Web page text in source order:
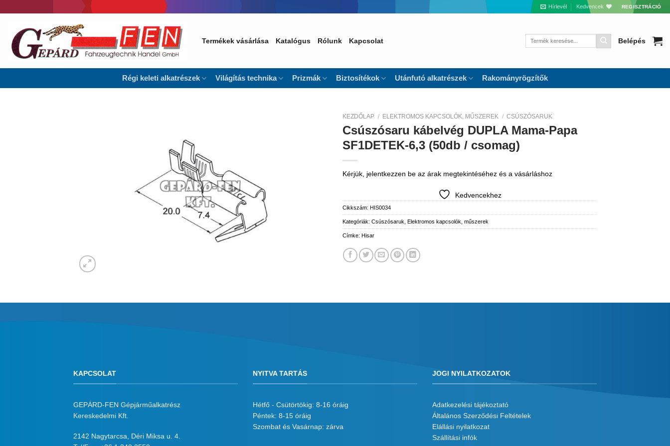
to
Hírlevél Kedvencek REGISZTRÁCIÓ
Termékek vásárlása Katalógus Rólunk Kapcsolat
Keresés
Belépés
Régi keleti alkatrészek Világítás technika Prizmák Biztosítékok Utánfutó alkatrészek Rakományrögzítők
KEZDŐLAP / ELEKTROMOS KAPCSOLÓK, MŰSZEREK / CSÚSZÓSARUK
Csúszósaru kábelvég DUPLA Mama-Papa
SF1DETEK-6,3 (50db / csomag)
Kérjük, jelentkezzen be az árak megtekintéséhez és a vásárláshoz
Kedvencekhez
Cikkszám: HIS0034
Kategóriák: Csúszósaruk Elektromos kapcsolók, műszerek
Címke: Hisar
KAPCSOLAT
GEPÁRD-FEN Gépjárműalkatrész
Kereskedelmi Kft.
2142 Nagytarcsa, Déri Miksa u. 4.
NYITVA TARTÁS
Hétfő - Csütörtökig: 8-16 óráig
Péntek: 8-15 óráig
Szombat és Vasárnap: zárva
JOGI NYILATKOZATOK
Adatkezelési tájékoztató
Általános Szerződési Feltételek
Elállási nyilatkozat
Szállítási infók